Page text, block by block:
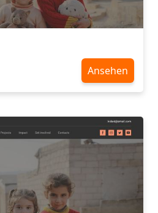
Ansehen